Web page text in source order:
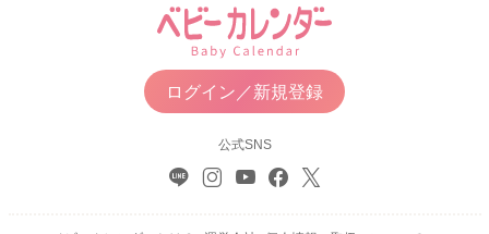
ログイン／新規登録
公式SNS